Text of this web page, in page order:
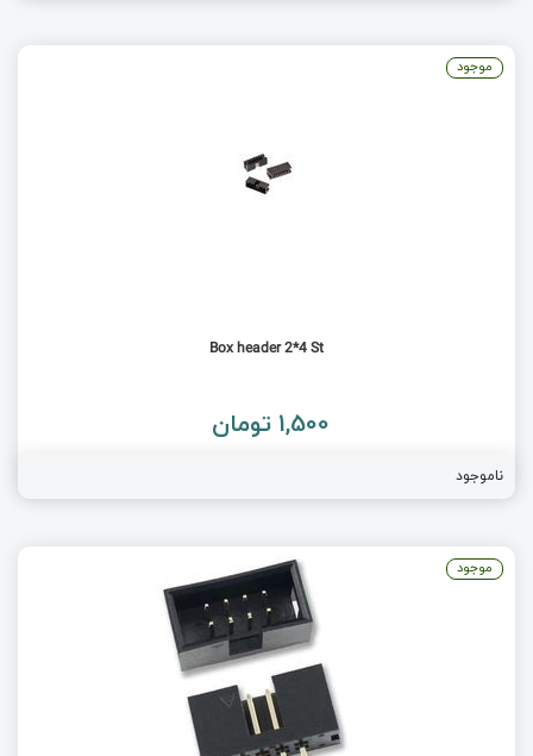
Box header 2*4 St
1,500 تومان
ناموجود
موجود
موجود